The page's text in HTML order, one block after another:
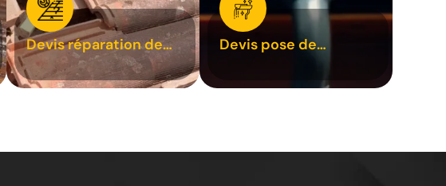
Devis réparation de
toiture 31
Devis pose de